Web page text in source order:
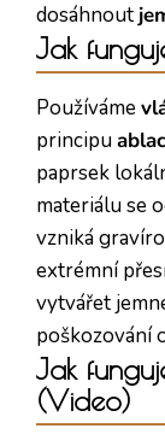
dosáhnout
Jak
Používáme
principu
paprsek
materiálu se
vzniká
extrémní
vytvářet
poškozování
Jak
(Video)